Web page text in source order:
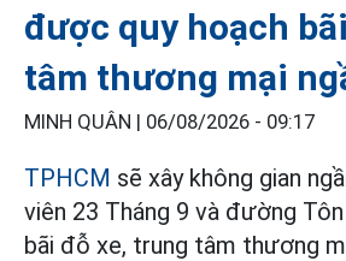
được quy hoạch
tâm thương mại
MINH QUÂN | 06/08/2026 - 09:17
TPHCM sẽ xây không gian
viên 23 Tháng 9 và đường
bãi đỗ xe, trung tâm thương